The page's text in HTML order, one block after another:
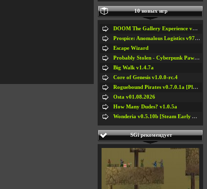
10 новых игр
DOOM The Gallery Experience v1.4.2
Prospice: Anomalous Logistics v97 [Playtest]
Escape Wizard
Probably Stolen - Cyberpunk Pawnshop Simulator v048c [Playtest]
Big Walk v1.4.7a
Core of Genesis v1.0.0-rc.4
Roguebound Pirates v0.7.0.1a [Playtest]
Osta v01.08.2026
How Many Dudes? v1.0.5a
Wonderia v0.5.10b [Steam Early Access]
SGi рекомендует